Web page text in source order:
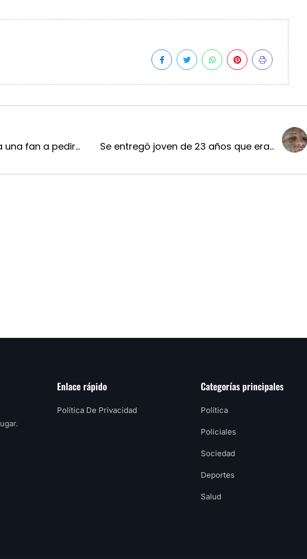
una fan a pedir... Se entregó joven de 23 años que era...
Enlace rápido
Política De Privacidad
Categorías principales
Política
Policiales
Sociedad
Deportes
Salud